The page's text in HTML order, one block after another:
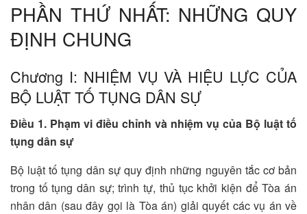
PHẦN THỨ NHẤT: NHỮNG QUY
ĐỊNH CHUNG
Chương I: NHIỆM VỤ VÀ HIỆU LỰC CỦA
BỘ LUẬT TỐ TỤNG DÂN SỰ
Điều 1. Phạm vi điều chỉnh và nhiệm vụ của Bộ luật tố
tụng dân sự
Bộ luật tố tụng dân sự quy định những nguyên tắc cơ bản
trong tố tụng dân sự; trình tự, thủ tục khởi kiện để Tòa án
nhân dân (sau đây gọi là Tòa án) giải quyết các vụ án về